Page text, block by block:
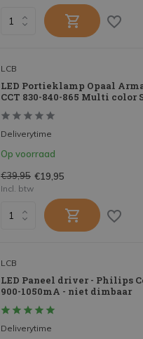
LCB
LED Portieklamp Opaal
CCT 830-840-865 Multi color
Deliverytime
Op voorraad
€39,95 €19,95
Incl. btw
LCB
LED Paneel driver - Philips
900-1050mA - niet dimbaar
Deliverytime